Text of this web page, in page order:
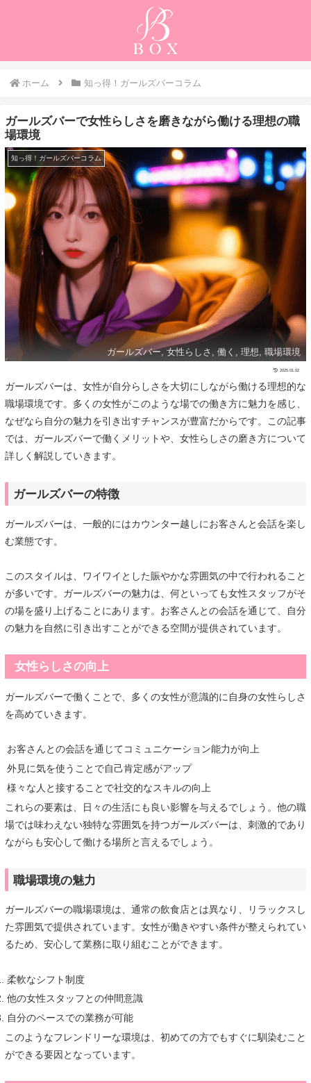
ホーム 知っ得！ガールズバーコラム
ガールズバーで女性らしさを磨きながら働ける理想の職
場環境
知っ得！ガールズバーコラム
ガールズバー, 女性らしさ, 働く, 理想, 職場環境
2025.01.02
ガールズバーは、女性が自分らしさを大切にしながら働ける理想的な
職場環境です。多くの女性がこのような場での働き方に魅力を感じ、
なぜなら自分の魅力を引き出すチャンスが豊富だからです。この記事
では、ガールズバーで働くメリットや、女性らしさの磨き方について
詳しく解説していきます。
ガールズバーの特徴
ガールズバーは、一般的にはカウンター越しにお客さんと会話を楽し
む業態です。
このスタイルは、ワイワイとした賑やかな雰囲気の中で行われること
が多いです。ガールズバーの魅力は、何といっても女性スタッフがそ
の場を盛り上げることにあります。お客さんとの会話を通じて、自分
の魅力を自然に引き出すことができる空間が提供されています。
女性らしさの向上
ガールズバーで働くことで、多くの女性が意識的に自身の女性らしさ
を高めていきます。
お客さんとの会話を通じてコミュニケーション能力が向上
外見に気を使うことで自己肯定感がアップ
様々な人と接することで社交的なスキルの向上
これらの要素は、日々の生活にも良い影響を与えるでしょう。他の職
場では味わえない独特な雰囲気を持つガールズバーは、刺激的であり
ながらも安心して働ける場所と言えるでしょう。
職場環境の魅力
ガールズバーの職場環境は、通常の飲食店とは異なり、リラックスし
た雰囲気で提供されています。女性が働きやすい条件が整えられてい
るため、安心して業務に取り組むことができます。
柔軟なシフト制度
他の女性スタッフとの仲間意識
自分のペースでの業務が可能
このようなフレンドリーな環境は、初めての方でもすぐに馴染むこと
ができる要因となっています。